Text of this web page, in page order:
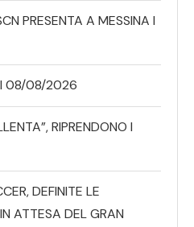
PRESENTA A MESSINA I
08/08/2026
RIPRENDONO I
DEFINITE LE
ATTESA DEL GRAN